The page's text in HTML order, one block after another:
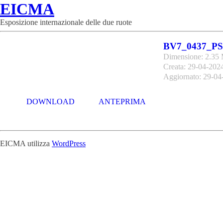
EICMA
Esposizione internazionale delle due ruote
BV7_0437_PS
Dimensione: 2.35
Creata: 29-04-
Aggiornato: 29-
DOWNLOAD ANTEPRIMA
EICMA utilizza WordPress